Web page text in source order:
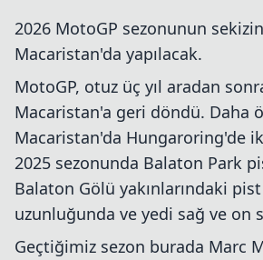
2026 MotoGP sezonunun
Macaristan'da yapılacak.
MotoGP, otuz üç yıl aradan
Macaristan'a geri döndü. Daha
Macaristan'da Hungaroring'de
2025 sezonunda Balaton Park
Balaton Gölü yakınlarındaki
uzunluğunda ve yedi sağ ve on
Geçtiğimiz sezon burada Marc